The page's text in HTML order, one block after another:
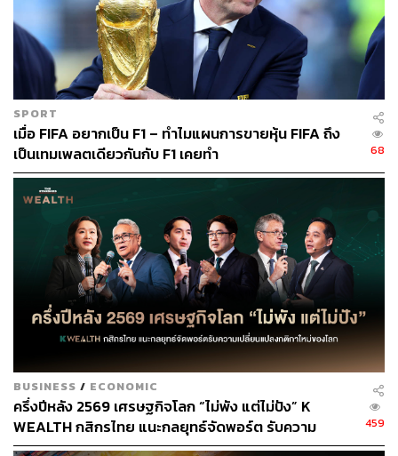
ส่วนหุ้นโรงแรมที่ได้อานิสงส์ทางอ้อมอย่าง ERW ที่มี
โครงสร้างรายได้จากโรงแรมไทยราว 93% ของรายได้ปี
2562 สำหรับ MINT ฝ่ายวิจัยให้น้ำหนักกับการฟื้นตัวของ
โรงแรมในต่างประเทศ (สัดส่วน 62% ของรายได้ปี 2562)
ดังนั้น จึงแนะนำหุ้นเด่นคือ CENTEL ราคาเหมาะสมปี 2565-
2566 ที่ 44 บาท และ 50 บาท เนื่องจากมีงบดุลที่แข็งแกร่ง ณ
สิ้นไตรมาส 1/65 มีสัดส่วนหนี้สินต่อทุน (IBD/E) ที่ 0.87 เท่า
ต่ำกว่า ERW และ MINT ที่ 2 เท่า และ 1.7 เท่า ตามลำดับ
ทำให้ทนทานสภาวะดอกเบี้ยขาขึ้นและ Macro Risk ดีกว่า
ขณะที่ประเมินมูลค่าเหมาะสมของ MINT ที่ 42.5 บาท จาก
การฟื้นตัวใน EU ส่วน ERW ประเมินราคาเหมาะสมปี 2565-
2566 ที่ 3.9 บาท และ 4.6 บาท ซึ่งเหมาะกับการเก็งกำไรยาม
มีข่าวบวกต่ออุตสาหกรรมท่องเที่ยวไทย
ด้านฝ่ายวิจัย บล.อาร์เอชบี ระบุว่ากรณีที่ศูนย์บริหาร
สถานการณ์โควิด-19 (ศบค.) มีมติผ่อนคลายเพิ่มเติม มีการ
ปรับพื้นที่ทั่วประเทศเป็นสีเขียว เตรียมพร้อมสำหรับการกลับ
SPORT
เมื่อ FIFA อยากเป็น F1 – ทำไมแผนการขายหุ้น FIFA ถึง
เป็นเทมเพลตเดียวกันกับ F1 เคยทำ
68
BUSINESS / ECONOMIC
ครึ่งปีหลัง 2569 เศรษฐกิจโลก “ไม่พัง แต่ไม่ปัง” K
WEALTH กสิกรไทย แนะกลยุทธ์จัดพอร์ต รับความ
เปลี่ยนแปลงกติกาใหม่ของโลก
459